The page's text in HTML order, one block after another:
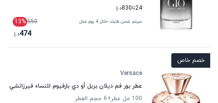
24تا830د.إ.
سيتم شحن طلبك خلال 4 يوم عمل 550
13%
474د.إ.
خصم خاص
Versace
عطر بور فم ديلان بربل أو دي بارفيوم للنساء فيرزاتشي
100 مل عطر
+6
حجم العطر